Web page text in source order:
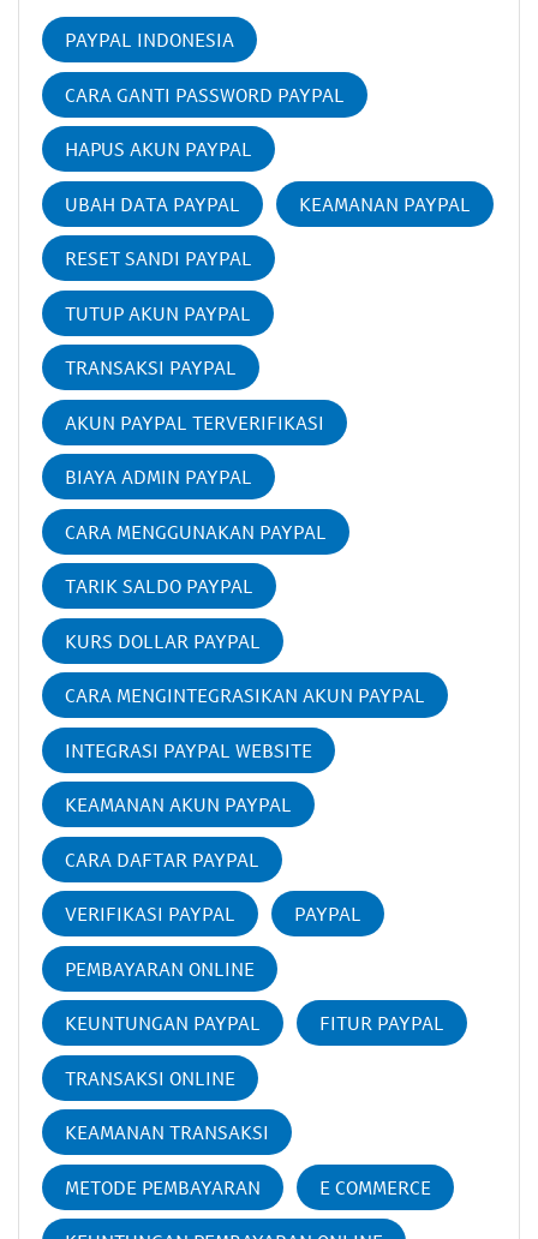
PAYPAL INDONESIA
CARA GANTI PASSWORD PAYPAL
HAPUS AKUN PAYPAL
UBAH DATA PAYPAL KEAMANAN PAYPAL
RESET SANDI PAYPAL
TUTUP AKUN PAYPAL
TRANSAKSI PAYPAL
AKUN PAYPAL TERVERIFIKASI
BIAYA ADMIN PAYPAL
CARA MENGGUNAKAN PAYPAL
TARIK SALDO PAYPAL
KURS DOLLAR PAYPAL
CARA MENGINTEGRASIKAN AKUN PAYPAL
INTEGRASI PAYPAL WEBSITE
KEAMANAN AKUN PAYPAL
CARA DAFTAR PAYPAL
VERIFIKASI PAYPAL PAYPAL
PEMBAYARAN ONLINE
KEUNTUNGAN PAYPAL FITUR PAYPAL
TRANSAKSI ONLINE
KEAMANAN TRANSAKSI
METODE PEMBAYARAN E COMMERCE